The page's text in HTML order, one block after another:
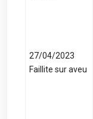
27/04/2023
Faillite sur aveu